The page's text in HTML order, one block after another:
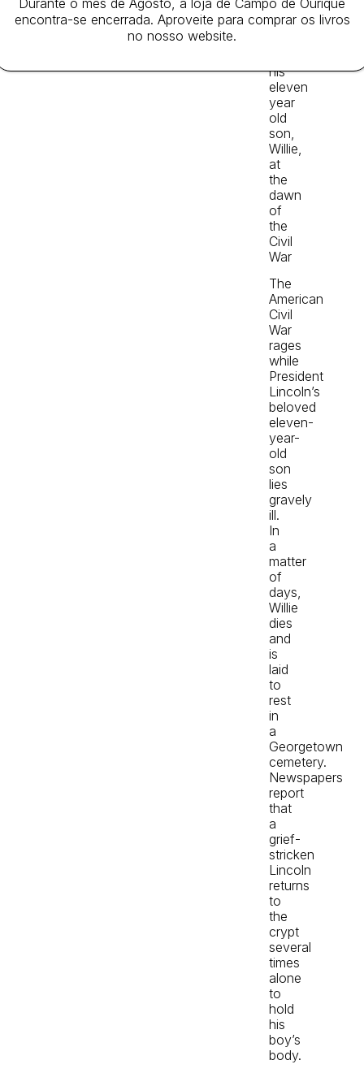
and
the
his
eleven
year
old
son,
Willie,
at
the
dawn
of
the
Civil
War
The
American
Civil
War
rages
while
President
Lincoln’s
beloved
eleven-
year-
old
son
lies
gravely
ill.
In
a
matter
of
days,
Willie
dies
and
is
laid
to
rest
in
a
Georgetown
cemetery.
Newspapers
report
that
a
grief-
stricken
Lincoln
returns
to
the
crypt
several
times
alone
to
hold
his
boy’s
body.
Durante o mês de Agosto, a loja de Campo de Ourique
encontra-se encerrada. Aproveite para comprar os livros
no nosso website.